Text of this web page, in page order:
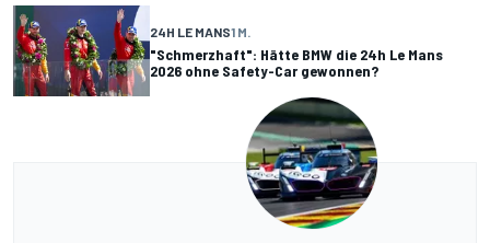
24H LE MANS1 M.
"Schmerzhaft": Hätte BMW die 24h Le Mans
2026 ohne Safety-Car gewonnen?